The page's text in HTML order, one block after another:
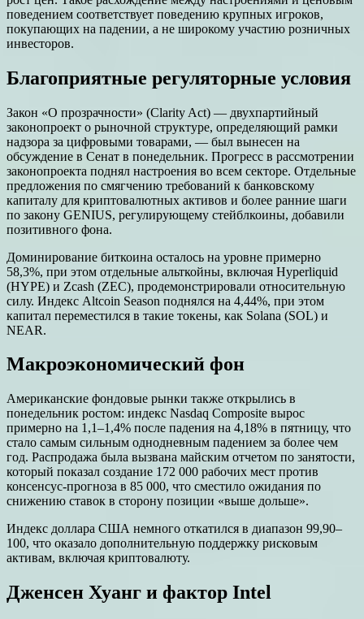
поведением соответствует поведению крупных игроков,
покупающих на падении, а не широкому участию розничных
инвесторов.
Благоприятные регуляторные условия
Закон «О прозрачности» (Clarity Act) — двухпартийный
законопроект о рыночной структуре, определяющий рамки
надзора за цифровыми товарами, — был вынесен на
обсуждение в Сенат в понедельник. Прогресс в рассмотрении
законопроекта поднял настроения во всем секторе. Отдельные
предложения по смягчению требований к банковскому
капиталу для криптовалютных активов и более ранние шаги
по закону GENIUS, регулирующему стейблкоины, добавили
позитивного фона.
Доминирование биткоина осталось на уровне примерно
58,3%, при этом отдельные альткойны, включая Hyperliquid
(HYPE) и Zcash (ZEC), продемонстрировали относительную
силу. Индекс Altcoin Season поднялся на 4,44%, при этом
капитал переместился в такие токены, как Solana (SOL) и
NEAR.
Макроэкономический фон
Американские фондовые рынки также открылись в
понедельник ростом: индекс Nasdaq Composite вырос
примерно на 1,1–1,4% после падения на 4,18% в пятницу, что
стало самым сильным однодневным падением за более чем
год. Распродажа была вызвана майским отчетом по занятости,
который показал создание 172 000 рабочих мест против
консенсус-прогноза в 85 000, что сместило ожидания по
снижению ставок в сторону позиции «выше дольше».
Индекс доллара США немного откатился в диапазон 99,90–
100, что оказало дополнительную поддержку рисковым
активам, включая криптовалюту.
Дженсен Хуанг и фактор Intel